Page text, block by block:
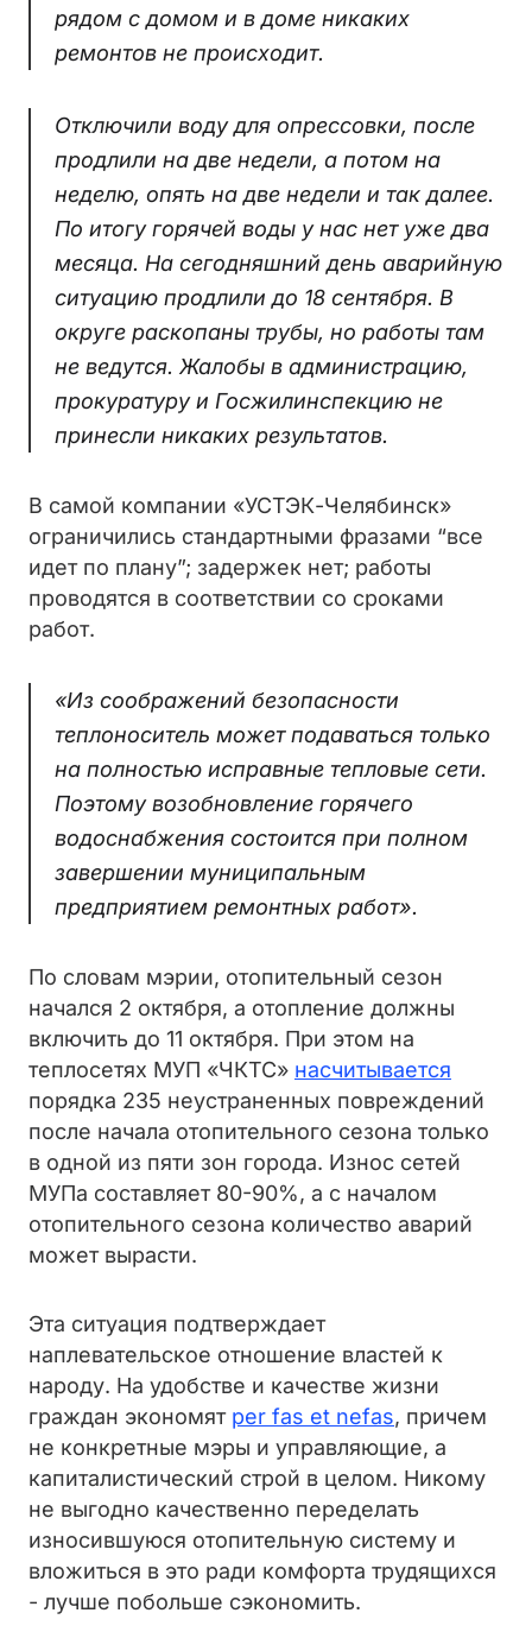
рядом с домом и в доме никаких
ремонтов не происходит.
Отключили воду для опрессовки, после
продлили на две недели, а потом на
неделю, опять на две недели и так далее.
По итогу горячей воды у нас нет уже два
месяца. На сегодняшний день аварийную
ситуацию продлили до 18 сентября. В
округе раскопаны трубы, но работы там
не ведутся. Жалобы в администрацию,
прокуратуру и Госжилинспекцию не
принесли никаких результатов.
В самой компании «УСТЭК-Челябинск»
ограничились стандартными фразами “все
идет по плану”; задержек нет; работы
проводятся в соответствии со сроками
работ.
«Из соображений безопасности
теплоноситель может подаваться только
на полностью исправные тепловые сети.
Поэтому возобновление горячего
водоснабжения состоится при полном
завершении муниципальным
предприятием ремонтных работ».
По словам мэрии, отопительный сезон
начался 2 октября, а отопление должны
включить до 11 октября. При этом на
теплосетях МУП «ЧКТС» насчитывается
порядка 235 неустраненных повреждений
после начала отопительного сезона только
в одной из пяти зон города. Износ сетей
МУПа составляет 80-90%, а с началом
отопительного сезона количество аварий
может вырасти.
Эта ситуация подтверждает
наплевательское отношение властей к
народу. На удобстве и качестве жизни
граждан экономят per fas et nefas, причем
не конкретные мэры и управляющие, а
капиталистический строй в целом. Никому
не выгодно качественно переделать
износившуюся отопительную систему и
вложиться в это ради комфорта трудящихся
- лучше побольше сэкономить.